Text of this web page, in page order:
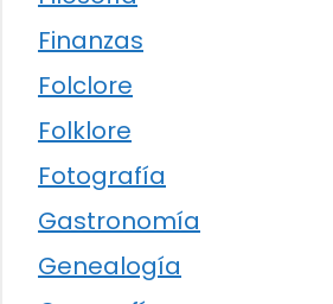
Finanzas
Folclore
Folklore
Fotografía
Gastronomía
Genealogía